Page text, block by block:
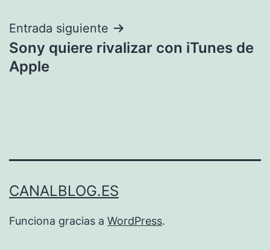
Entrada siguiente
Sony quiere rivalizar con iTunes de
Apple
CANALBLOG.ES
Funciona gracias a WordPress.